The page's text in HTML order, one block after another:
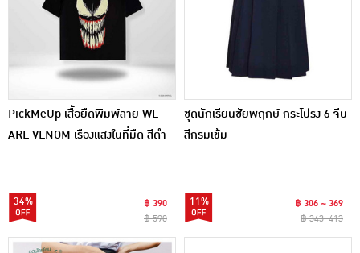
PickMeUp เสื้อยืดพิมพ์ลาย WE
ARE VENOM เรืองแสงในที่มืด สีดำ
34%
฿ 390
฿ 590
ชุดนักเรียนชัยพฤกษ์ กระโปรง 6 จีบ
สีกรมเข้ม
11%
฿ 306 ~ 369
฿ 343~413